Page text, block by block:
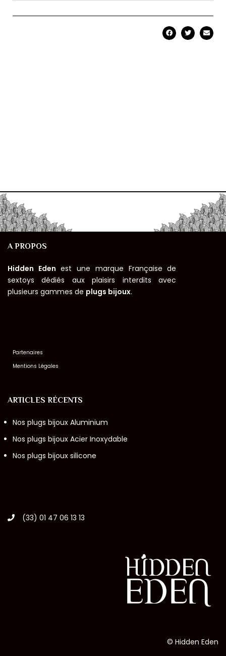
A PROPOS
Hidden Eden est une marque Française de
sextoys dédiés aux plaisirs interdits avec
plusieurs gammes de plugs bijoux.
Partenaires
Mentions Légales
ARTICLES RÉCENTS
Nos plugs bijoux Aluminium
Nos plugs bijoux Acier Inoxydable
Nos plugs bijoux silicone
(33) 01 47 06 13 13
© Hidden Eden